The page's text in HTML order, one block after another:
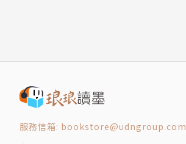
服務信箱: bookstore@udngroup.com